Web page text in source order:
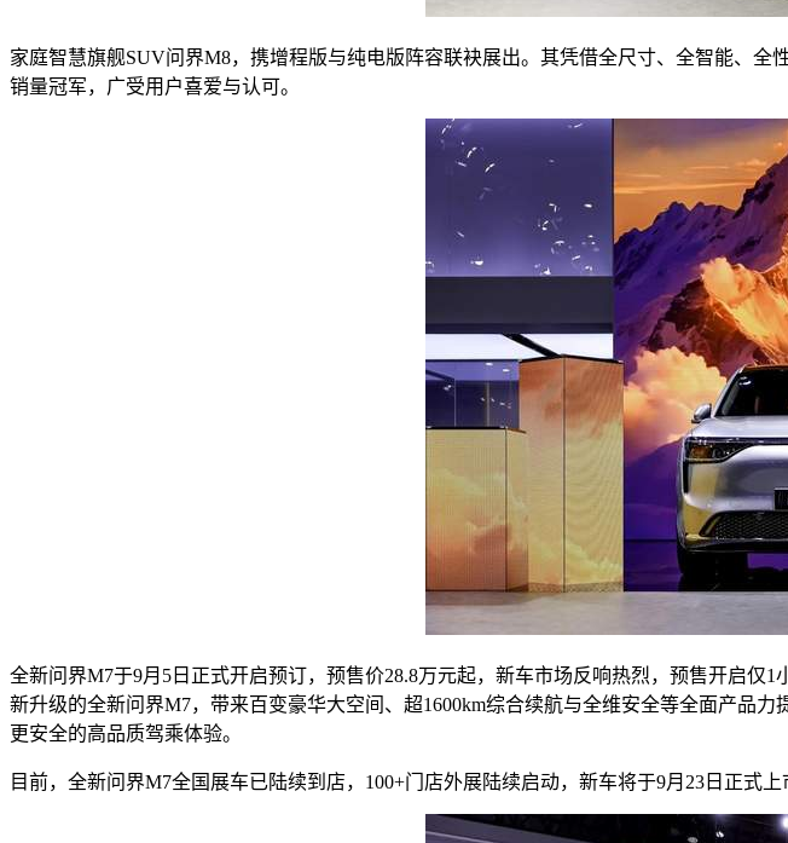
家庭智慧旗舰SUV问界M8，携增程版与纯电版阵容联袂展出。其凭借全尺寸、全智能、
销量冠军，广受用户喜爱与认可。
全新问界M7于9月5日正式开启预订，预售价28.8万元起，新车市场反响热烈，预售开启仅
新升级的全新问界M7，带来百变豪华大空间、超1600km综合续航与全维安全等全面产品
更安全的高品质驾乘体验。
目前，全新问界M7全国展车已陆续到店，100+门店外展陆续启动，新车将于9月23日正式上